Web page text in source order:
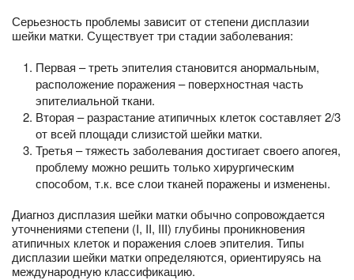
Серьезность проблемы зависит от степени дисплазии
шейки матки. Существует три стадии заболевания:
Первая – треть эпителия становится анормальным,
расположение поражения – поверхностная часть
эпителиальной ткани.
Вторая – разрастание атипичных клеток составляет 2/3
от всей площади слизистой шейки матки.
Третья – тяжесть заболевания достигает своего апогея,
проблему можно решить только хирургическим
способом, т.к. все слои тканей поражены и изменены.
Диагноз дисплазия шейки матки обычно сопровождается
уточнениями степени (I, II, III) глубины проникновения
атипичных клеток и поражения слоев эпителия. Типы
дисплазии шейки матки определяются, ориентируясь на
международную классификацию.